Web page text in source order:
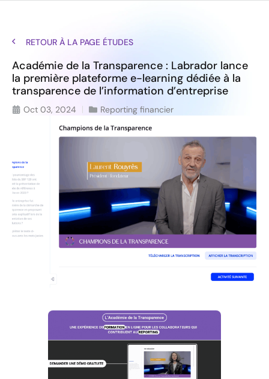
RETOUR À LA PAGE ÉTUDES
Académie de la Transparence : Labrador lance
la première plateforme e-learning dédiée à la
transparence de l’information d’entreprise
Oct 03, 2024 Reporting financier